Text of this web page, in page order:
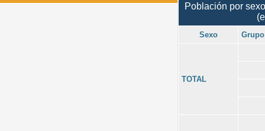
Población por
Sexo
TOTAL